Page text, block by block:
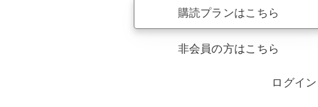
購読プランはこちら
非会員の方はこちら
ログイ